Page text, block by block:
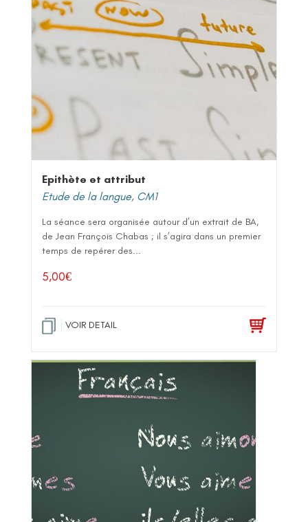
Epithète et attribut
Etude de la langue, CM1
La séance sera organisée autour d’un extrait de BA,
de Jean François Chabas ; il s’agira dans un premier
temps de repérer des...
5,00€
VOIR DETAIL